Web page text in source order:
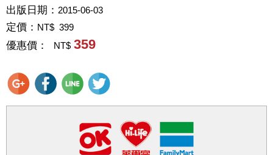
出版日期： 2015-06-03
定價： NT$ 399
優惠價： NT$ 359